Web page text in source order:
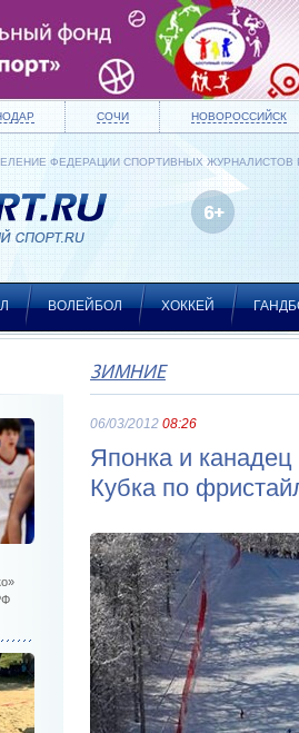
СОЧИ НОВОРОССИЙСК
ФЕДЕРАЦИИ СПОРТИВНЫХ ЖУРНАЛИСТОВ
ВОЛЕЙБОЛ ХОККЕЙ
ЗИМНИЕ
06/03/2012 08:26
Японка и канадец
Кубка по